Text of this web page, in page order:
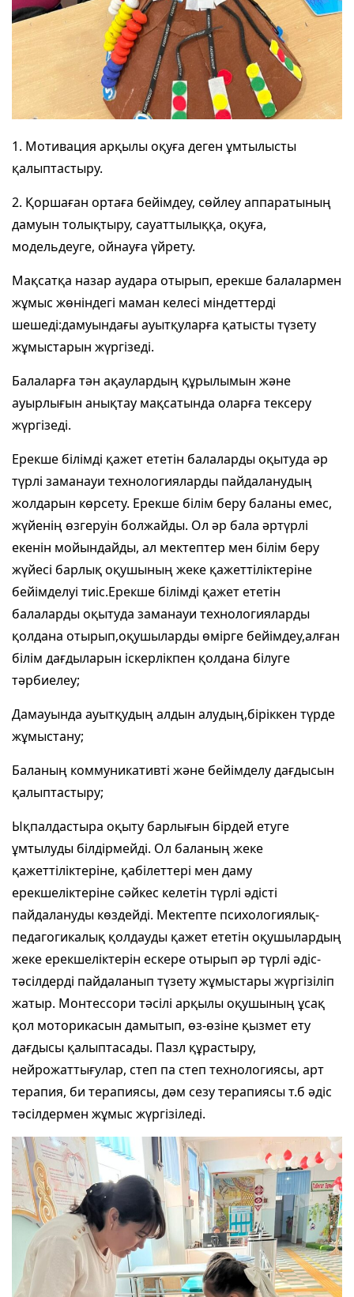
1. Мотивация арқылы оқуға деген ұмтылысты
қалыптастыру.
2. Қоршаған ортаға бейімдеу, сөйлеу аппаратының
дамуын толықтыру, сауаттылыққа, оқуға,
модельдеуге, ойнауға үйрету.
Мақсатқа назар аудара отырып, ерекше балалармен
жұмыс жөніндегі маман келесі міндеттерді
шешеді:дамуындағы ауытқуларға қатысты түзету
жұмыстарын жүргізеді.
Балаларға тән ақаулардың құрылымын және
ауырлығын анықтау мақсатында оларға тексеру
жүргізеді.
Ерекше білімді қажет ететін балаларды оқытуда әр
түрлі заманауи технологияларды пайдаланудың
жолдарын көрсету. Ерекше білім беру баланы емес,
жүйенің өзгеруін болжайды. Ол әр бала әртүрлі
екенін мойындайды, ал мектептер мен білім беру
жүйесі барлық оқушының жеке қажеттіліктеріне
бейімделуі тиіс.Ерекше білімді қажет ететін
балаларды оқытуда заманауи технологияларды
қолдана отырып,оқушыларды өмірге бейімдеу,алған
білім дағдыларын іскерлікпен қолдана білуге
тәрбиелеу;
Дамауында ауытқудың алдын алудың,біріккен түрде
жұмыстану;
Баланың коммуникативті және бейімделу дағдысын
қалыптастыру;
Ықпалдастыра оқыту барлығын бірдей етуге
ұмтылуды білдірмейді. Ол баланың жеке
қажеттіліктеріне, қабілеттері мен даму
ерекшеліктеріне сәйкес келетін түрлі әдісті
пайдалануды көздейді. Мектепте психологиялық-
педагогикалық қолдауды қажет ететін оқушылардың
жеке ерекшеліктерін ескере отырып әр түрлі әдіс-
тәсілдерді пайдаланып түзету жұмыстары жүргізіліп
жатыр. Монтессори тәсілі арқылы оқушының ұсақ
қол моторикасын дамытып, өз-өзіне қызмет ету
дағдысы қалыптасады. Пазл құрастыру,
нейрожаттығулар, степ па степ технологиясы, арт
терапия, би терапиясы, дәм сезу терапиясы т.б әдіс
тәсілдермен жұмыс жүргізіледі.